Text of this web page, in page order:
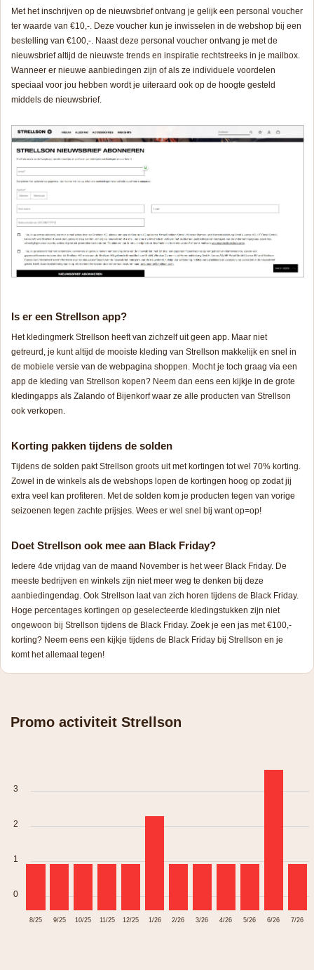
Met het inschrijven op de nieuwsbrief ontvang je gelijk een personal voucher
ter waarde van €10,-. Deze voucher kun je inwisselen in de webshop bij een
bestelling van €100,-. Naast deze personal voucher ontvang je met de
nieuwsbrief altijd de nieuwste trends en inspiratie rechtstreeks in je mailbox.
Wanneer er nieuwe aanbiedingen zijn of als ze individuele voordelen
speciaal voor jou hebben wordt je uiteraard ook op de hoogte gesteld
middels de nieuwsbrief.
Is er een Strellson app?
Het kledingmerk Strellson heeft van zichzelf uit geen app. Maar niet
getreurd, je kunt altijd de mooiste kleding van Strellson makkelijk en snel in
de mobiele versie van de webpagina shoppen. Mocht je toch graag via een
app de kleding van Strellson kopen? Neem dan eens een kijkje in de grote
kledingapps als Zalando of Bijenkorf waar ze alle producten van Strellson
ook verkopen.
Korting pakken tijdens de solden
Tijdens de solden pakt Strellson groots uit met kortingen tot wel 70% korting.
Zowel in de winkels als de webshops lopen de kortingen hoog op zodat jij
extra veel kan profiteren. Met de solden kom je producten tegen van vorige
seizoenen tegen zachte prijsjes. Wees er wel snel bij want op=op!
Doet Strellson ook mee aan Black Friday?
Iedere 4de vrijdag van de maand November is het weer Black Friday. De
meeste bedrijven en winkels zijn niet meer weg te denken bij deze
aanbiedingendag. Ook Strellson laat van zich horen tijdens de Black Friday.
Hoge percentages kortingen op geselecteerde kledingstukken zijn niet
ongewoon bij Strellson tijdens de Black Friday. Zoek je een jas met €100,-
korting? Neem eens een kijkje tijdens de Black Friday bij Strellson en je
komt het allemaal tegen!
Promo activiteit Strellson
3
2
1
0
8/25 9/25 10/25 11/25 12/25 1/26 2/26 3/26 4/26 5/26 6/26 7/26